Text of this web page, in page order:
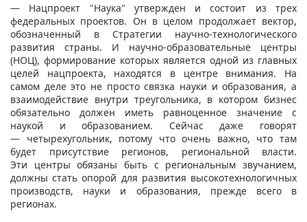
— Нацпроект "Наука" утвержден и состоит из трех
федеральных проектов. Он в целом продолжает вектор,
обозначенный в Стратегии научно-технологического
развития страны. И научно-образовательные центры
(НОЦ), формирование которых является одной из главных
целей нацпроекта, находятся в центре внимания. На
самом деле это не просто связка науки и образования, а
взаимодействие внутри треугольника, в котором бизнес
обязательно должен иметь равноценное значение с
наукой и образованием. Сейчас даже говорят
— четырехугольник, потому что очень важно, что там
будет присутствие регионов, региональной власти.
Эти центры обязаны быть с региональным звучанием,
должны стать опорой для развития высокотехнологичных
производств, науки и образования, прежде всего в
регионах.